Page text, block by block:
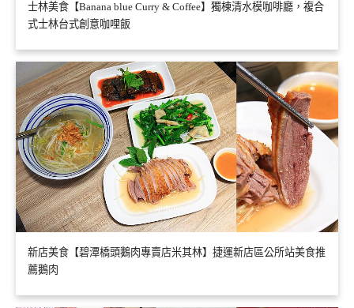
士林美食【Banana blue Curry & Coffee】獨棟清水模咖啡廳，複合
式士林台式創意咖哩飯
新店美食【碧潭橋頭鵝肉專賣店米其林】捷運新店區公所站美食推
薦鵝肉